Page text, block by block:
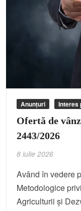
Anunțuri Interes
Ofertă de
2443/2026
8 iulie 2026
Având în vedere
Metodologice
Agriculturii și